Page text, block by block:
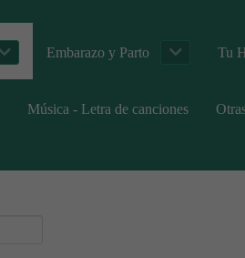
Embarazo y Parto Tu
Música - Letra de canciones